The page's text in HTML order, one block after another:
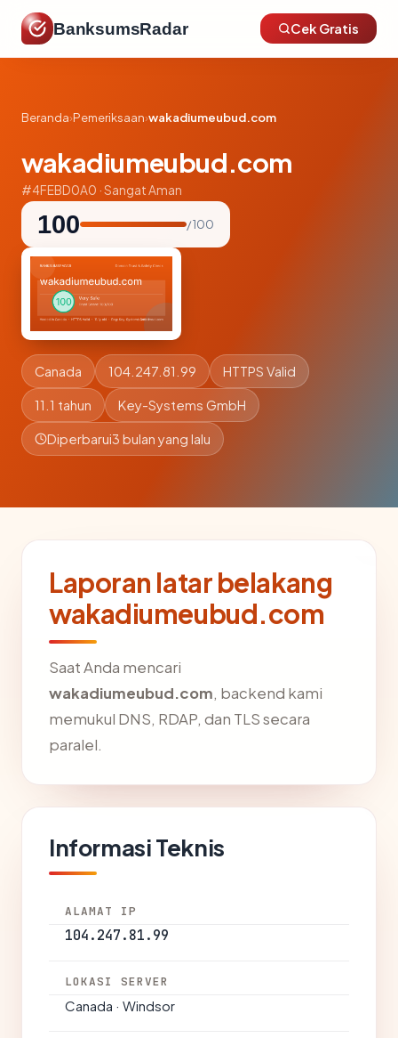
BanksumsRadar Cek Gratis
Beranda›Pemeriksaan›wakadiumeubud.com
wakadiumeubud.com
#4FEBD0A0 · Sangat Aman
100 / 100
Canada 104.247.81.99 HTTPS Valid
11.1 tahun Key-Systems GmbH
Diperbarui3 bulan yang lalu
Laporan latar belakang
wakadiumeubud.com
Saat Anda mencari
wakadiumeubud.com, backend kami
memukul DNS, RDAP, dan TLS secara
paralel.
Informasi Teknis
ALAMAT IP
104.247.81.99
LOKASI SERVER
Canada · Windsor